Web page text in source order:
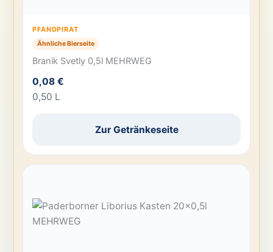
PFANDPIRAT
Ähnliche Bierseite
Branik Svetly 0,5l MEHRWEG
0,08 €
0,50 L
Zur Getränkeseite